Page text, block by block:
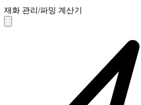
재화 관리/파밍 계산기